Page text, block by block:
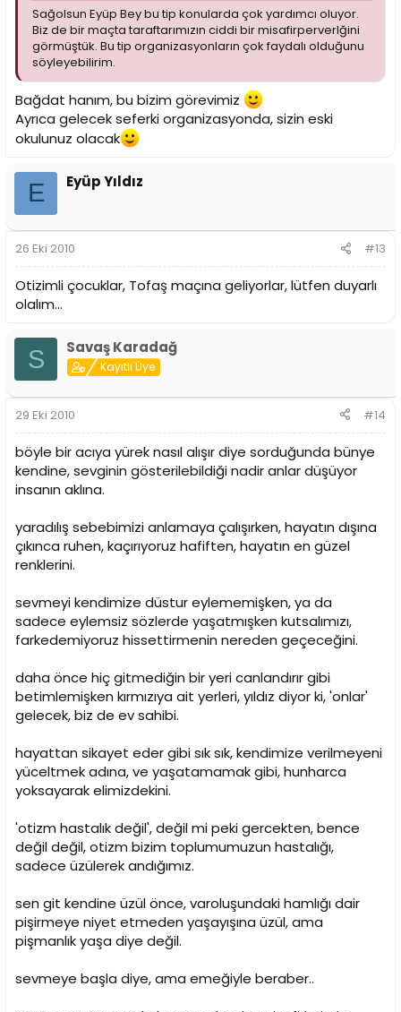
Sağolsun Eyüp Bey bu tip konularda çok yardımcı oluyor.
Biz de bir maçta taraftarımızın ciddi bir misafirperverlğini
görmüştük. Bu tip organizasyonların çok faydalı olduğunu
söyleyebilirim.
Bağdat hanım, bu bizim görevimiz
Ayrıca gelecek seferki organizasyonda, sizin eski
okulunuz olacak
E Eyüp Yıldız
26 Eki 2010 #13
Otizimli çocuklar, Tofaş maçına geliyorlar, lütfen duyarlı
olalım...
S Savaş Karadağ
Kayıtlı Üye
29 Eki 2010 #14
böyle bir acıya yürek nasıl alışır diye sorduğunda bünye
kendine, sevginin gösterilebildiği nadir anlar düşüyor
insanın aklına.
yaradılış sebebimizi anlamaya çalışırken, hayatın dışına
çıkınca ruhen, kaçırıyoruz hafiften, hayatın en güzel
renklerini.
sevmeyi kendimize düstur eylememişken, ya da
sadece eylemsiz sözlerde yaşatmışken kutsalımızı,
farkedemiyoruz hissettirmenin nereden geçeceğini.
daha önce hiç gitmediğin bir yeri canlandırır gibi
betimlemişken kırmızıya ait yerleri, yıldız diyor ki, 'onlar'
gelecek, biz de ev sahibi.
hayattan sikayet eder gibi sık sık, kendimize verilmeyeni
yüceltmek adına, ve yaşatamamak gibi, hunharca
yoksayarak elimizdekini.
'otizm hastalık değil', değil mi peki gercekten, bence
değil değil, otizm bizim toplumumuzun hastalığı,
sadece üzülerek andığımız.
sen git kendine üzül önce, varoluşundaki hamlığı dair
pişirmeye niyet etmeden yaşayışına üzül, ama
pişmanlık yaşa diye değil.
sevmeye başla diye, ama emeğiyle beraber..